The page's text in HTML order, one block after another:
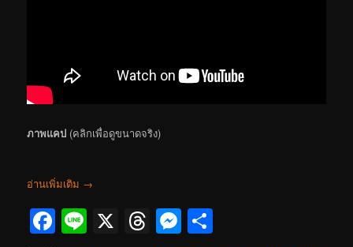
ภาพแคป (คลิกเพื่อดูขนาดจริง)
อ่านเพิ่มเติม →
Facebook
Line
X Threads
Messenger